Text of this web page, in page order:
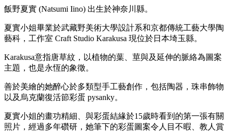
飯野夏實 (Natsumi Iino) 出生於神奈川縣。
夏實小姐畢業於武藏野美術大學設計系和京都傳統工藝大學陶
藝科，工作室 Craft Studio Karakusa 現位於日本埼玉縣。
Karakusa意指唐草紋，以植物的葉、莖與及延伸的脈絡為圖案
主題，也是永恆的象徵。
善於美繪的她醉心於多類型手工藝創作，包括陶器，珠串飾物
以及烏克蘭復活節彩蛋 pysanky。
夏實小姐的畫功精細、與彩蛋結緣於15歲時看到的第一張有關
照片，經過多年礸研，她筆下的彩蛋圖案令人目不暇、教人賞